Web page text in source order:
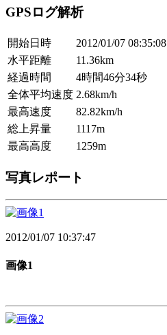
GPSログ解析
開始日時 2012/01/07 08:35:08
水平距離
11.36km
経過時間
4時間46分34秒
全体平均速度 2.68km/h
最高速度
82.82km/h
総上昇量
1117m
最高高度
1259m
写真レポート
2012/01/07 10:37:47
画像1